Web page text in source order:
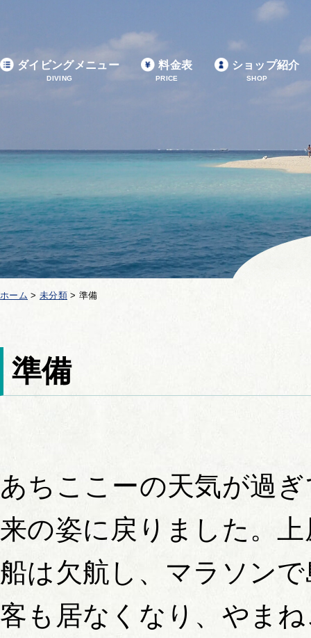
ダイビングメニュー
DIVING
料金表
PRICE
ショップ紹介
SHOP
ホーム > 未分類> 準備
準備
あちここーの天気が過
来の姿に戻りました。
船は欠航し、マラソン
客も居なくなり、やま